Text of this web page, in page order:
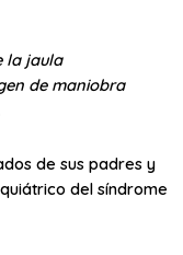
la jaula
de maniobra
de sus padres y
del síndrome